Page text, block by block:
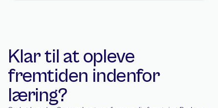
Klar til at opleve
fremtiden indenfor
læring?